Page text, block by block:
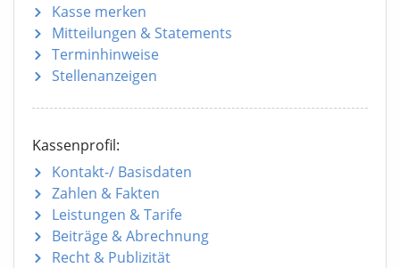
Kasse merken
Mitteilungen & Statements
Terminhinweise
Stellenanzeigen
Kassenprofil:
Kontakt-/ Basisdaten
Zahlen & Fakten
Leistungen & Tarife
Beiträge & Abrechnung
Recht & Publizität